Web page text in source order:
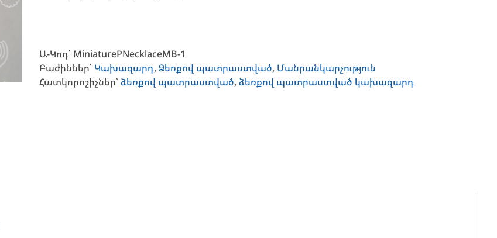
Ա-Կոդ՝ MiniaturePNecklaceMB-1
Բաժիններ՝ Կախազարդ, Ձեռքով պատրաստված, Մանրանկարչություն
Հատկորոշիչներ՝ ձեռքով պատրաստված, ձեռքով պատրաստված կախազարդ